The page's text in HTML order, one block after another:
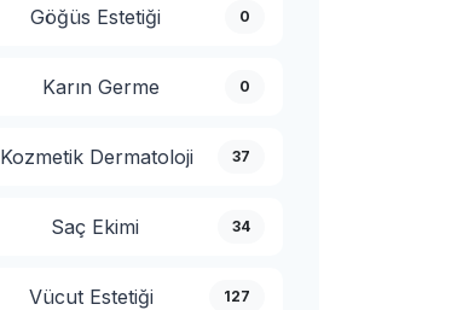
Göğüs Estetiği 0
Karın Germe 0
Kozmetik Dermatoloji 37
Saç Ekimi 34
Vücut Estetiği 127